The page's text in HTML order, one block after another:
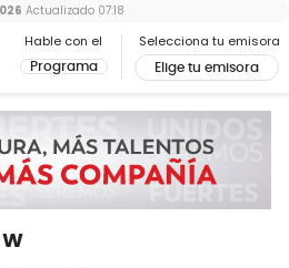
Hable con el
Programa
Selecciona tu emisora
Elige tu emisora
Actualizado 07:18